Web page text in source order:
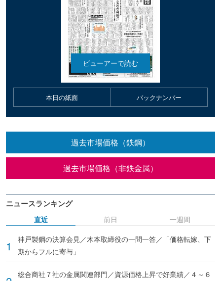
本日の紙面 バックナンバー
過去市場価格（鉄鋼）
過去市場価格（非鉄金属）
ニュースランキング
直近
神戸製鋼の決算会見／木本取締役の一問一答／「価格転嫁、下
期からフルに寄与」
総合商社７社の金属関連部門／資源価格上昇で好業績／４～６
前日 一週間